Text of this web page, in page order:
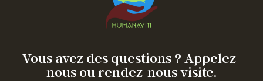
Vous avez des questions ? Appelez-
nous ou rendez-nous visite.